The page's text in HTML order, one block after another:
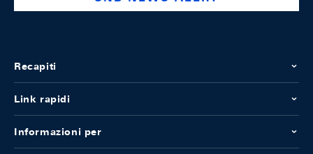
Recapiti
Link rapidi
Informazioni per